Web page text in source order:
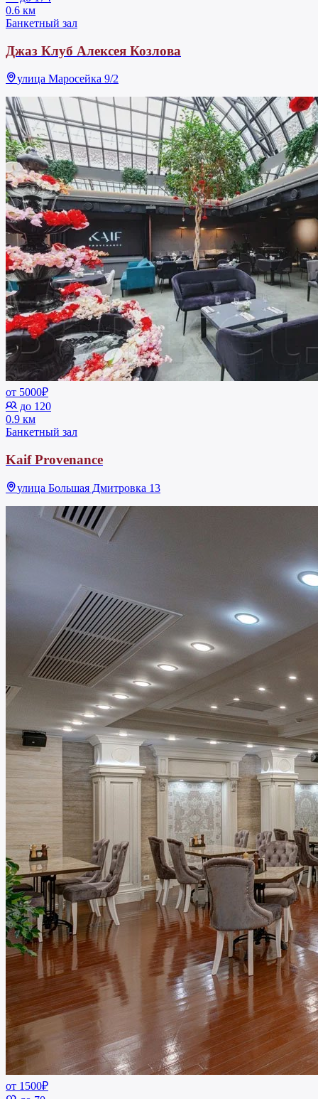
0.6 км
Банкетный зал
Джаз Клуб Алексея Козлова
улица Маросейка 9/2
от 5000₽
до 120
0.9 км
Банкетный зал
Kaif Provenance
улица Большая Дмитровка 13
от 1500₽